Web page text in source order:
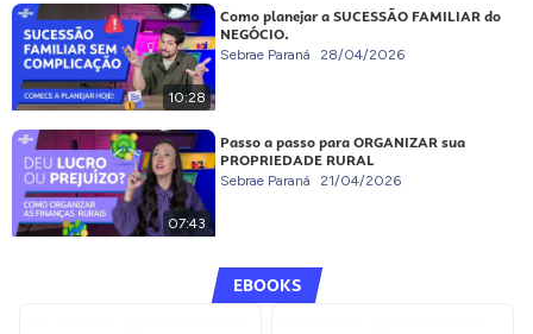
10:28
Como planejar a SUCESSÃO FAMILIAR do
NEGÓCIO.
Sebrae Paraná 28/04/2026
07:43
Passo a passo para ORGANIZAR sua
PROPRIEDADE RURAL
Sebrae Paraná 21/04/2026
EBOOKS